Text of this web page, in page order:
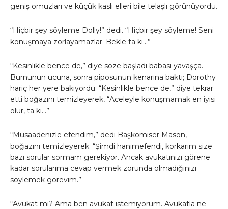
geniş omuzları ve küçük kaslı elleri bile telaşlı görünüyordu.
“Hiçbir şey söyleme Dolly!” dedi. “Hiçbir şey söyleme! Seni
konuşmaya zorlayamazlar. Bekle ta ki…”
“Kesinlikle bence de,” diye söze başladı babası yavaşça.
Burnunun ucuna, sonra piposunun kenarına baktı; Dorothy
hariç her yere bakıyordu. “Kesinlikle bence de,” diye tekrar
etti boğazını temizleyerek, “Aceleyle konuşmamak en iyisi
olur, ta ki…”
“Müsaadenizle efendim,” dedi Başkomiser Mason,
boğazını temizleyerek. “Şimdi hanımefendi, korkarım size
bazı sorular sormam gerekiyor. Ancak avukatınızı görene
kadar sorularıma cevap vermek zorunda olmadığınızı
söylemek görevim.”
“Avukat mı? Ama ben avukat istemiyorum. Avukatla ne